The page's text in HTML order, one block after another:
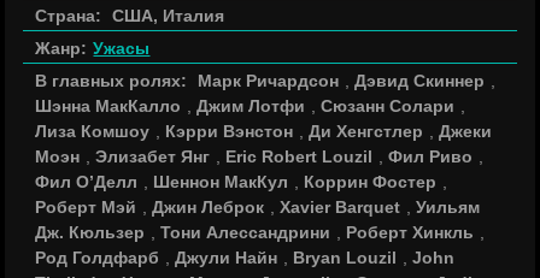
Страна:
США, Италия
Жанр: Ужасы
В главных ролях:
Марк Ричардсон ,Дэвид Скиннер
Шэнна МакКалло
,Джим Лотфи ,Сюзанн Солари
Лиза Комшоу
Кэрри Вэнстон ,Ди Хенгстлер ,Джеки
Моэн
,Элизабет Янг Eric Robert Louzil ,Фил Риво
Фил О’Делл
Шеннон МакКул Коррин Фостер
Роберт Мэй
,Джин Леброк ,Xavier Barquet ,Уильям
Дж. Кюльзер
,Тони Алессандрини Роберт Хинкль
Род Голдфарб
,Джули Найн Bryan Louzil ,John